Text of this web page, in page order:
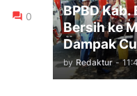
0
BPBD
Bersih ke
Dampak
by Redaktur -